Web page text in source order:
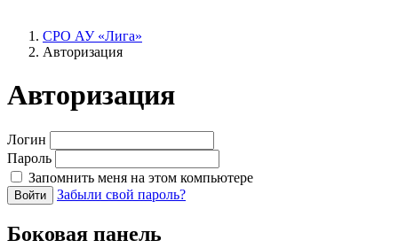
СРО АУ «Лига»
Авторизация
Авторизация
Логин
Пароль
Запомнить меня на этом компьютере
Войти Забыли свой пароль?
Боковая панель